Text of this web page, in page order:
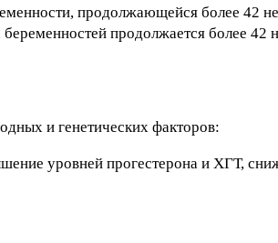
продолжающейся более 42
продолжается более 42
и генетических факторов:
уровней прогестерона и ХГТ,